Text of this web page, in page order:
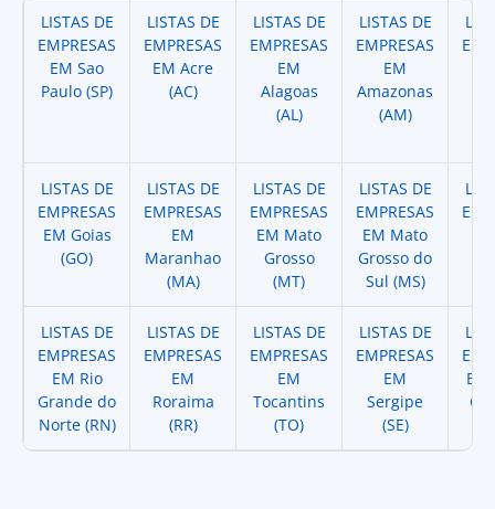
LISTAS DE
EMPRESAS
EM Sao
Paulo (SP)
LISTAS DE
EMPRESAS
EM Acre
(AC)
LISTAS DE
EMPRESAS
EM
Alagoas
(AL)
LISTAS DE
EMPRESAS
EM
Amazonas
(AM)
LISTAS DE
EMPRESAS
EM Goias
(GO)
LISTAS DE
EMPRESAS
EM
Maranhao
(MA)
LISTAS DE
EMPRESAS
EM Mato
Grosso
(MT)
LISTAS DE
EMPRESAS
EM Mato
Grosso do
Sul (MS)
LISTAS DE
EMPRESAS
EM Rio
Grande do
Norte (RN)
LISTAS DE
EMPRESAS
EM
Roraima
(RR)
LISTAS DE
EMPRESAS
EM
Tocantins
(TO)
LISTAS DE
EMPRESAS
EM
Sergipe
(SE)
EM